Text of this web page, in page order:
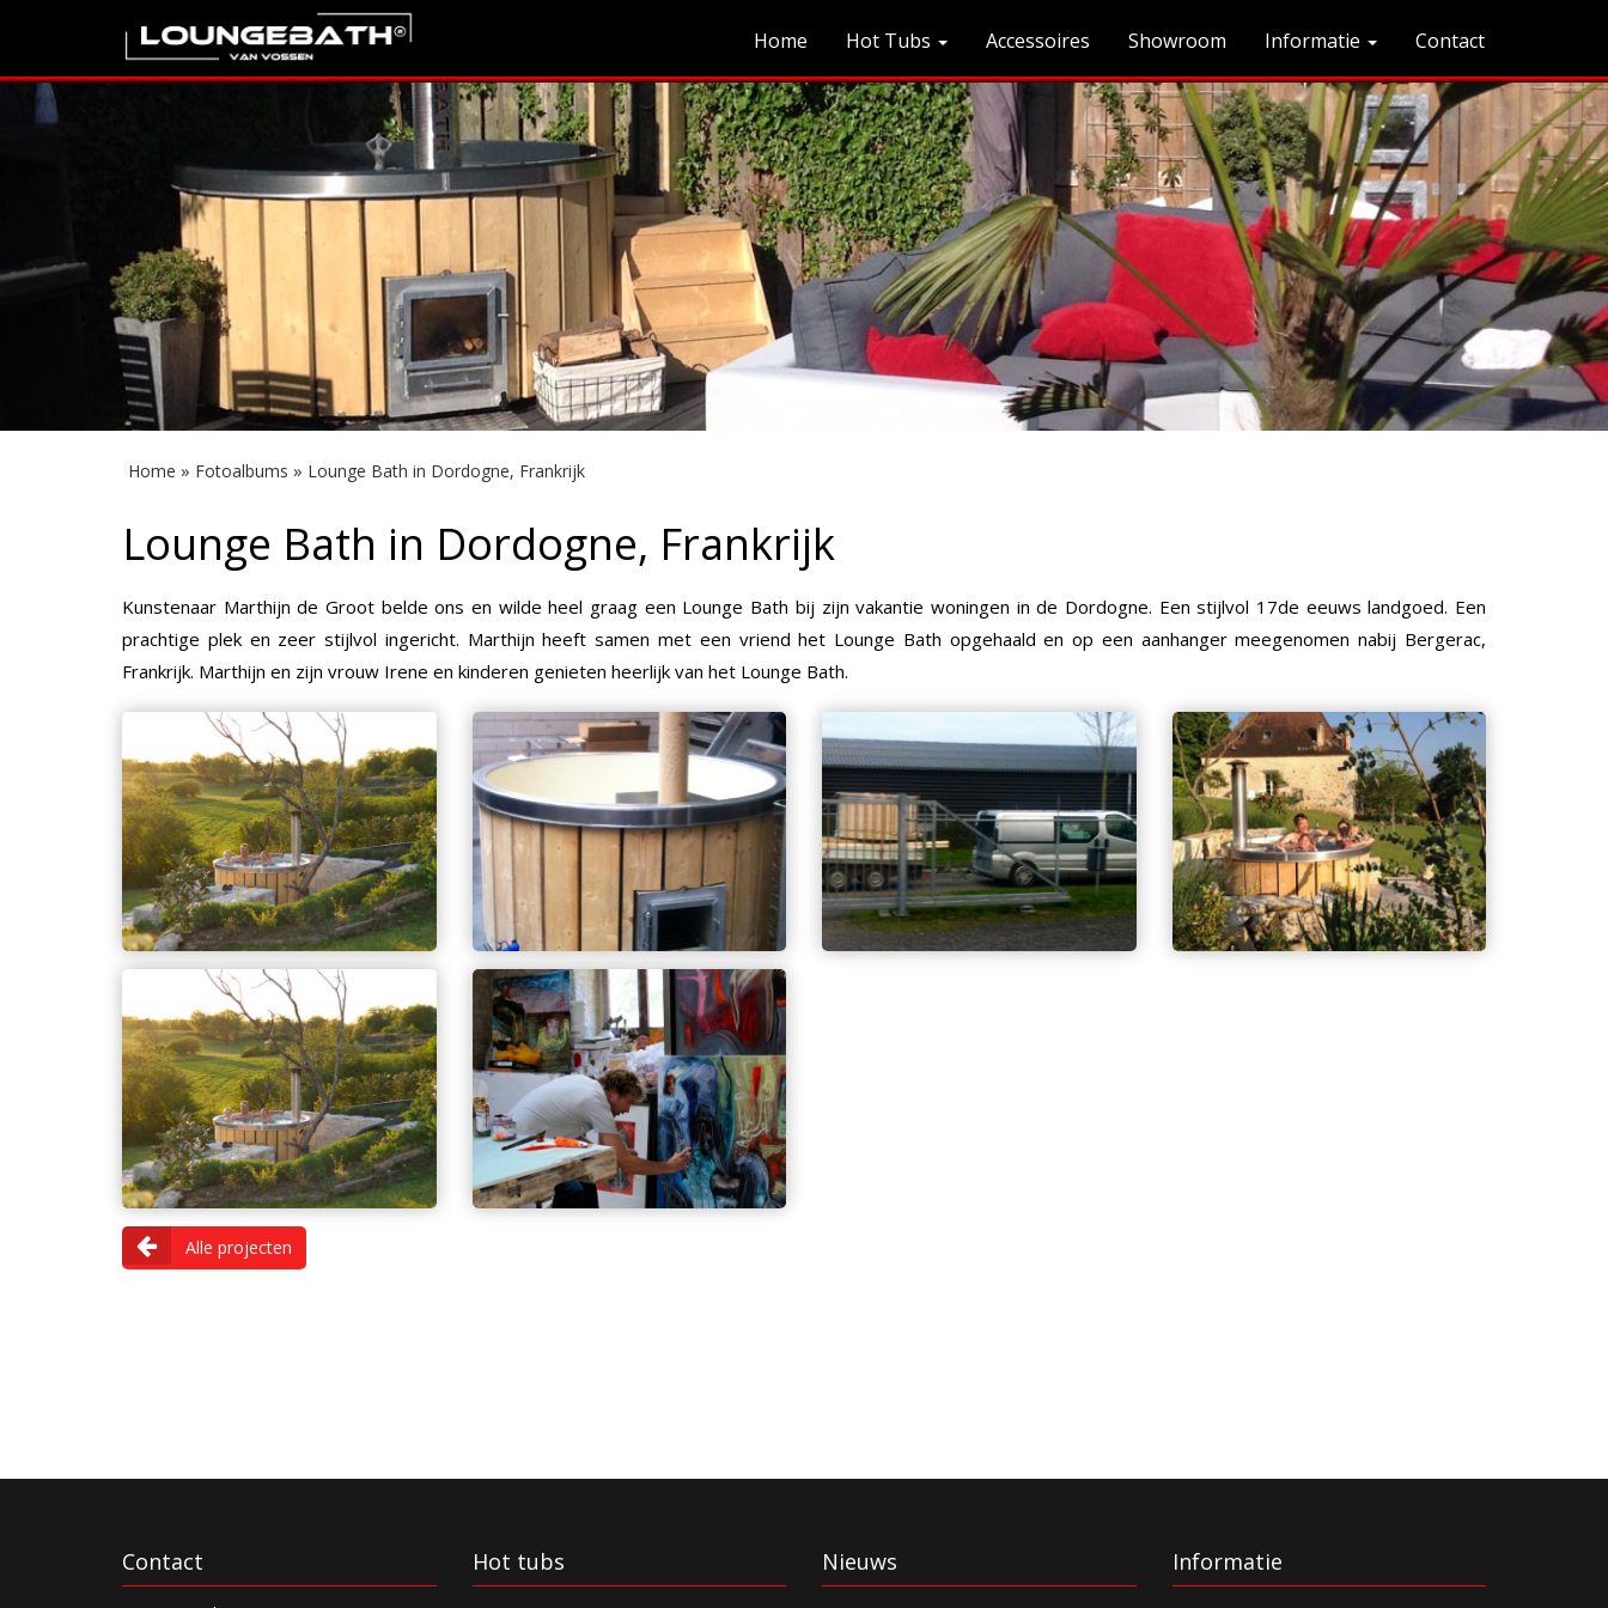
Home Hot Tubs Accessoires Showroom Informatie Contact
Home » Fotoalbums » Lounge Bath in Dordogne, Frankrijk
Lounge Bath in Dordogne, Frankrijk
Kunstenaar Marthijn de Groot belde ons en wilde heel graag een Lounge Bath bij zijn vakantie woningen in de Dordogne. Een stijlvol 17de eeuws landgoed. Een
prachtige plek en zeer stijlvol ingericht. Marthijn heeft samen met een vriend het Lounge Bath opgehaald en op een aanhanger meegenomen nabij Bergerac,
Frankrijk. Marthijn en zijn vrouw Irene en kinderen genieten heerlijk van het Lounge Bath.
Alle projecten
Contact Hot tubs Nieuws Informatie